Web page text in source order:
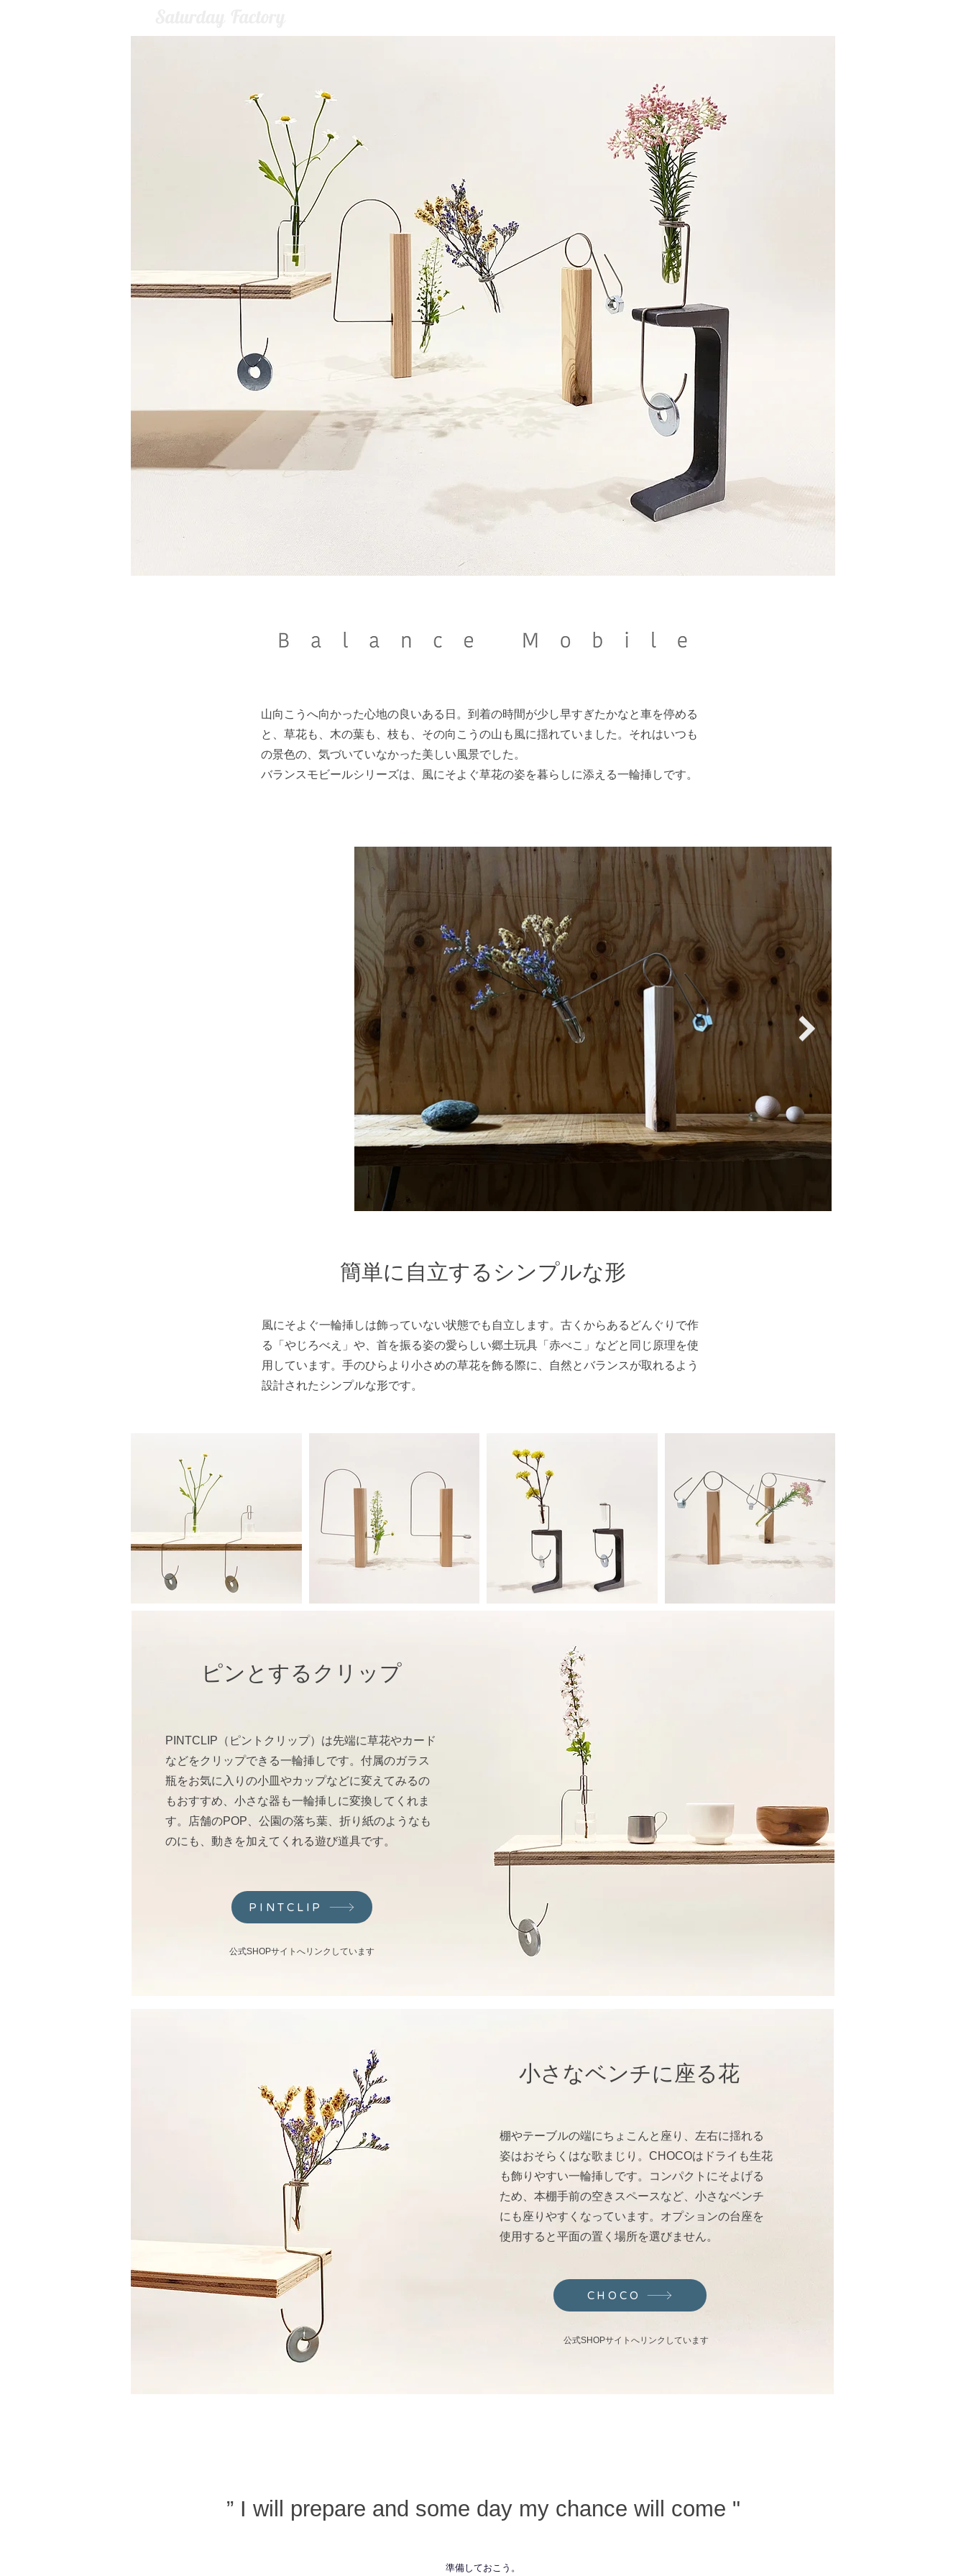
山向こうへ向かった心地の良いある日。到着の時間が少し早すぎたかなと車を停める
と、草花も、木の葉も、枝も、その向こうの山も風に揺れていました。それはいつも
の景色の、気づいていなかった美しい風景でした。
バランスモビールシリーズは、風にそよぐ草花の姿を暮らしに添える一輪挿しです。​
簡単に自立するシンプルな形
風にそよぐ一輪挿しは飾っていない状態でも自立します。古くからあるどんぐりで作
る「やじろべえ」や、首を振る姿の愛らしい郷土玩具「赤べこ」などと同じ原理を使
用しています。手のひらより小さめの草花を飾る際に、自然とバランスが取れるよう
設計されたシンプルな形です。
​ピンとするクリップ
PINTCLIP（ピントクリップ）は先端に草花やカード
などをクリップできる一輪挿しです。付属のガラス
瓶をお気に入りの小皿やカップなどに変えてみるの
もおすすめ、小さな器も一輪挿しに変換してくれま
す。店舗のPOP、公園の落ち葉、折り紙のようなも
のにも、動きを加えてくれる遊び道具です。
PINTCLIP
公式SHOPサイトへリンクしています
小さなベンチに座る花
棚やテーブルの端にちょこんと座り、左右に揺れる
姿はおそらくはな歌まじり。CHOCOはドライも生花
も飾りやすい一輪挿しです。コンパクトにそよげる
ため、本棚手前の空きスペースなど、小さなベンチ
にも座りやすくなっています。オプションの台座を
使用すると平面の置く場所を選びません。
CHOCO
公式SHOPサイトへリンクしています
” I will prepare and some day my chance will come "
準備しておこう。